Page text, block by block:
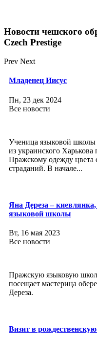
Новости чешского
Czech Prestige
Prev Next
Младенец Иисус
Пн, 23 дек 2024
Все новости
Ученица языковой школы
из украинского
Пражскому одежду цвета
страданий. В начале...
Яна Дереза –
языковой школы
Вт, 16 мая 2023
Все новости
Пражскую языковую
посещает мастерица
Дереза.
Визит в